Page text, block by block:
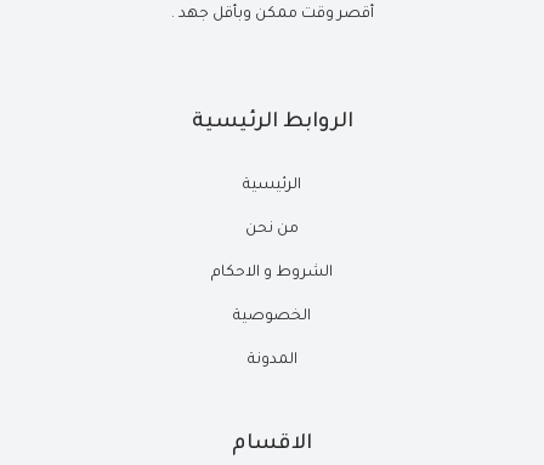
أقصر وقت ممكن وبأقل جهد .
الروابط الرئيسية
الرئيسية
من نحن
الشروط و الاحكام
الخصوصية
المدونة
الاقسام